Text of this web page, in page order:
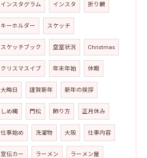
インスタグラム インスタ 折り鶴
キーホルダー スケッチ
スケッチブック 空室状況 Christmas
クリスマスイブ 年末年始 休暇
大晦日 謹賀新年 新年の挨拶
しめ縄 門松 飾り方 正月休み
仕事始め 洗濯物 大阪 仕事内容
宣伝カー ラーメン ラーメン屋